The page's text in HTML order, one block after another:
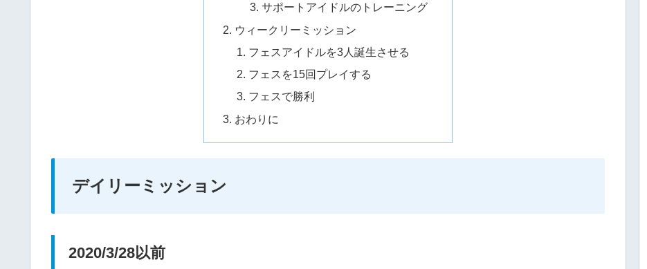
サポートアイドルのトレーニング
ウィークリーミッション
フェスアイドルを3人誕生させる
フェスを15回プレイする
フェスで勝利
おわりに
デイリーミッション
2020/3/28以前